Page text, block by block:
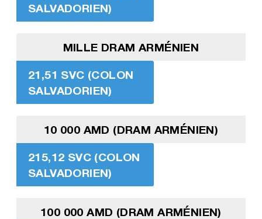
SALVADORIEN)
MILLE DRAM ARMÉNIEN
21,51 SVC (COLON
SALVADORIEN)
10 000 AMD (DRAM ARMÉNIEN)
215,12 SVC (COLON
SALVADORIEN)
100 000 AMD (DRAM ARMÉNIEN)